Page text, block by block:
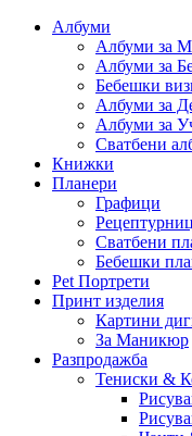
Албуми
Албуми за
Албуми за
Бебешки
Албуми за
Албуми за
Сватбени
Книжки
Планери
Графици
Сватбени
Бебешки
Pet Портрети
Принт изделия
Картини
За Маникюр
Разпродажба
Тениски &